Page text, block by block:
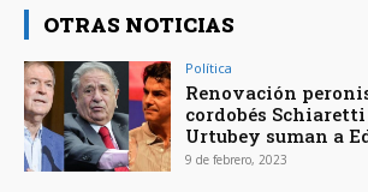
OTRAS NOTICIAS
Política
Renovación
cordobés
Urtubey suman a
9 de febrero, 2023